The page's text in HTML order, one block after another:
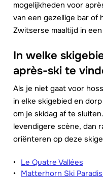
mogelijkheden voor
van een gezellige bar of
Zwitserse maaltijd in
In welke
après-ski te
Als je niet gaat voor
in elke skigebied en
om je skidag af te
levendigere scène, dan
oriënteren op deze
Le Quatre Vallées
Matterhorn Ski